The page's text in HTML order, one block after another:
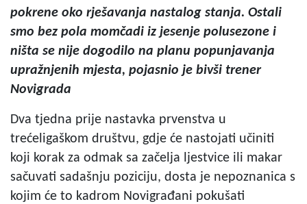
pokrene oko rješavanja nastalog stanja. Ostali
smo bez pola momčadi iz jesenje polusezone i
ništa se nije dogodilo na planu popunjavanja
upražnjenih mjesta, pojasnio je bivši trener
Novigrada
Dva tjedna prije nastavka prvenstva u
trećeligaškom društvu, gdje će nastojati učiniti
koji korak za odmak sa začelja ljestvice ili makar
sačuvati sadašnju poziciju, dosta je nepoznanica s
kojim će to kadrom Novigrađani pokušati